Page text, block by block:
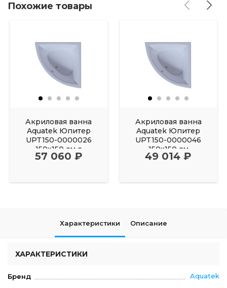
Похожие товары
Акриловая ванна
Aquatek Юпитер
UPT150-0000026
150х150 см с
фронтальным
57 060 ₽
Акриловая ванна
Aquatek Юпитер
UPT150-0000046
150х150 см
49 014 ₽
Характеристики Описание
ХАРАКТЕРИСТИКИ
Бренд Aquatek